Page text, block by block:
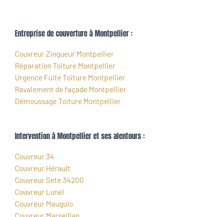
Entreprise de couverture à Montpellier :
Couvreur Zingueur Montpellier
Réparation Toiture Montpellier
Urgence Fuite Toiture Montpellier
Ravalement de façade Montpellier
Démoussage Toiture Montpellier
Intervention à Montpellier et ses alentours :
Couvreur 34
Couvreur Hérault
Couvreur Sète 34200
Couvreur Lunel
Couvreur Mauguio